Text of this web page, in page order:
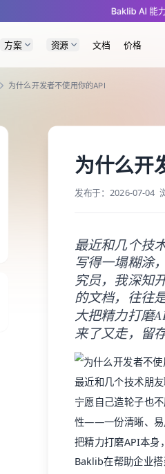
hub/px/8425.md —Baklib AI 能
方案 资源 文档 价格
为什么开发者不使用你的API
为什么开
发布于：2026-07-04
最近和几个技
写得一塌糊涂
究员，我深知
的文档，往往
大把精力打磨
来了又走，留
最近和几个技术朋
宁愿自己造轮子也
性——一份清晰、易
把精力打磨API本身
Baklib在帮助企业